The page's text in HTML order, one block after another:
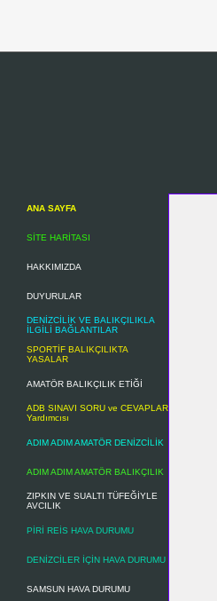
ANA SAYFA
SİTE HARİTASI
HAKKIMIZDA
DUYURULAR
DENİZCİLİK VE BALIKÇILIKLA
İLGİLİ BAĞLANTILAR
SPORTİF BALIKÇILIKTA
YASALAR
AMATÖR BALIKÇILIK ETİĞİ
ADB SINAVI SORU ve CEVAPLAR
Yardımcısı
ADIM ADIM AMATÖR DENİZCİLİK
ADIM ADIM AMATÖR BALIKÇILIK
ZIPKIN VE SUALTI TÜFEĞİYLE
AVCILIK
PİRİ REİS HAVA DURUMU
DENİZCİLER İÇİN HAVA DURUMU
SAMSUN HAVA DURUMU